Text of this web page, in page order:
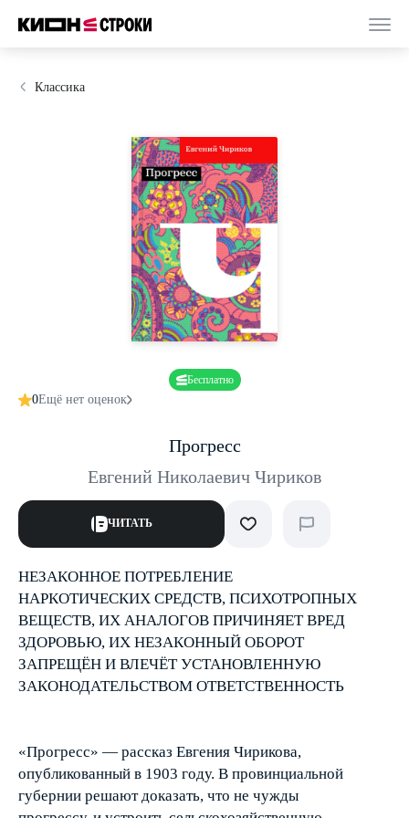
Классика
Бесплатно
0Ещё нет оценок
Прогресс
Евгений Николаевич Чириков
ЧИТАТЬ
НЕЗАКОННОЕ ПОТРЕБЛЕНИЕ
НАРКОТИЧЕСКИХ СРЕДСТВ, ПСИХОТРОПНЫХ
ВЕЩЕСТВ, ИХ АНАЛОГОВ ПРИЧИНЯЕТ ВРЕД
ЗДОРОВЬЮ, ИХ НЕЗАКОННЫЙ ОБОРОТ
ЗАПРЕЩЁН И ВЛЕЧЁТ УСТАНОВЛЕННУЮ
ЗАКОНОДАТЕЛЬСТВОМ ОТВЕТСТВЕННОСТЬ
«Прогресс» — рассказ Евгения Чирикова,
опубликованный в 1903 году. В провинциальной
губернии решают доказать, что не чужды